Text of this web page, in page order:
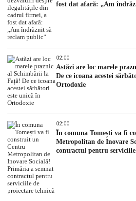
fost dat afară: „Am
02:00
Astăzi are loc marele
De ce icoana acestei
Ortodoxie
02:00
În comuna Tomești va fi
Metropolitan de Inovare
contractul pentru